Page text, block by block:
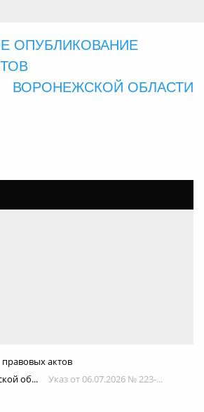
ОПУБЛИКОВАНИЕ
ВОРОНЕЖСКОЙ ОБЛАСТИ
актов
об...
Указ от 06.07.2026 № 223-...